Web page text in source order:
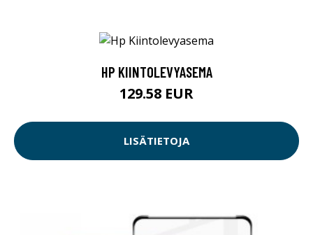
HP KIINTOLEVYASEMA
129.58 EUR
LISÄTIETOJA